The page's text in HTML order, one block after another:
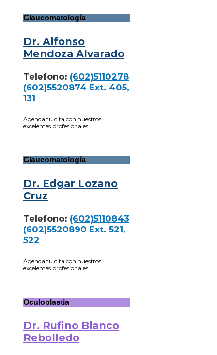
Glaucomatología
Dr. Alfonso
Mendoza Alvarado
Telefono: (602)5110278
(602)5520874 Ext. 405,
131
Agenda tu cita con nuestros
excelentes profesionales...
Glaucomatología
Dr. Edgar Lozano
Cruz
Telefono: (602)5110843
(602)5520890 Ext. 521,
522
Agenda tu cita con nuestros
excelentes profesionales...
Oculoplastia
Dr. Rufino Blanco
Rebolledo